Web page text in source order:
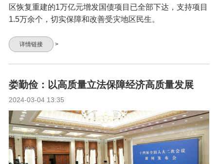
区恢复重建的1万亿元增发国债项目已全部下达，支持项目
1.5万余个，切实保障和改善受灾地区民生。
详情链接 >
娄勤俭：以高质量立法保障经济高质量发展
2024-03-04 13:35